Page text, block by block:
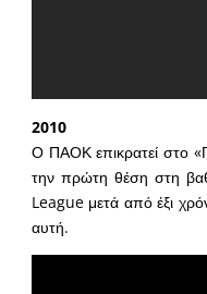
2010
Ο ΠΑΟΚ επικρατεί στο
την πρώτη θέση στη
League μετά από έξι
αυτή.